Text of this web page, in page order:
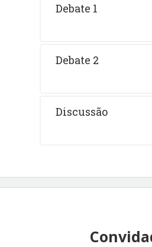
Debate 1
Debate 2
Discussão